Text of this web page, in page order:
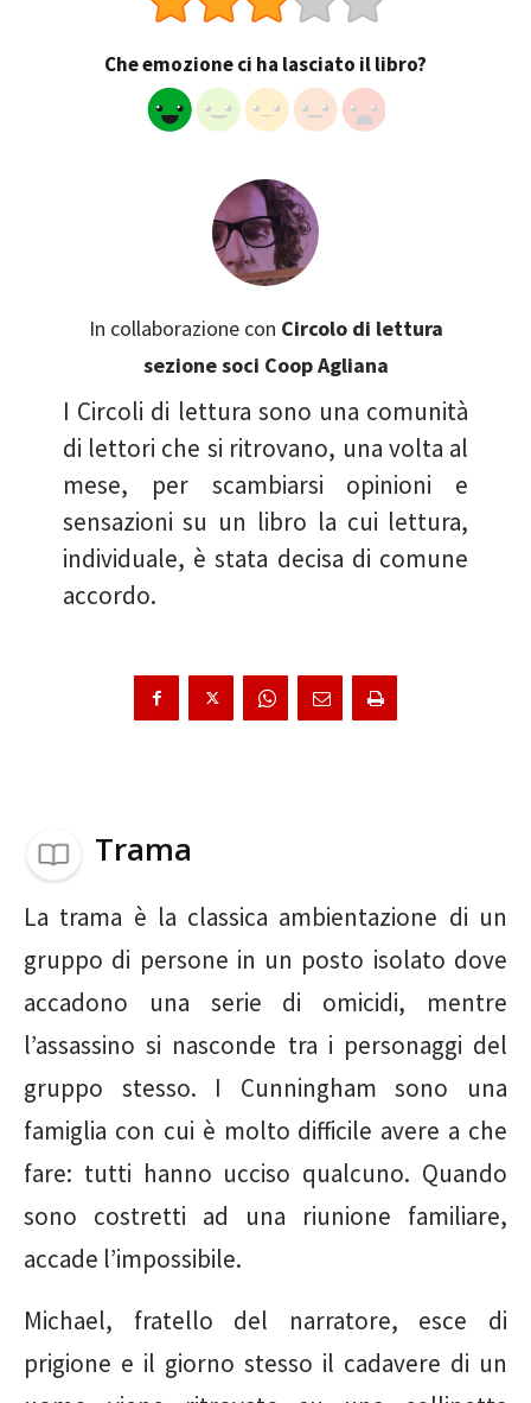
Che emozione ci ha lasciato il libro?
In collaborazione con Circolo di lettura
sezione soci Coop Agliana
I Circoli di lettura sono una comunità
di lettori che si ritrovano, una volta al
mese, per scambiarsi opinioni e
sensazioni su un libro la cui lettura,
individuale, è stata decisa di comune
accordo.
Trama
La trama è la classica ambientazione di un
gruppo di persone in un posto isolato dove
accadono una serie di omicidi, mentre
l’assassino si nasconde tra i personaggi del
gruppo stesso. I Cunningham sono una
famiglia con cui è molto difficile avere a che
fare: tutti hanno ucciso qualcuno. Quando
sono costretti ad una riunione familiare,
accade l’impossibile.
Michael, fratello del narratore, esce di
prigione e il giorno stesso il cadavere di un